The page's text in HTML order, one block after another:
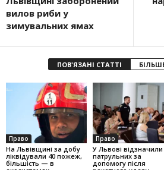
вилов риби у
зимувальних ямах
ПОВ'ЯЗАНІ СТАТТІ
Право
На Львівщині за добу
ліквідували 40 пожеж,
більшість — в
Право
У Львові відзначили
патрульних за
допомогу після